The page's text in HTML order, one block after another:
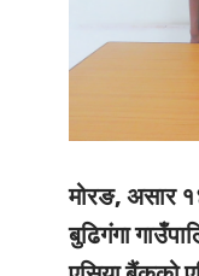
मोरङ, असार
बुढिगंगा